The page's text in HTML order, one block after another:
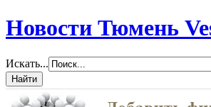
Новости Тюмень
Искать...